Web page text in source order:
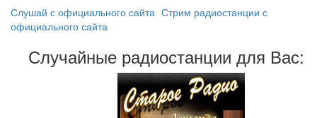
Слушай с официального сайта Стрим радиостанции с
официального сайта
Случайные радиостанции для Вас: